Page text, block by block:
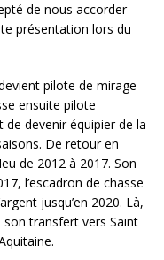
de nous accorder
présentation lors du
pilote de mirage
ensuite pilote
devenir équipier de la
De retour en
de 2012 à 2017. Son
l’escadron de chasse
jusqu’en 2020. Là,
transfert vers Saint